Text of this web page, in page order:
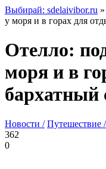
Выбирай: sdelaivibor.ru »
у моря и в горах для
Отелло:
моря и в
бархатный
Новости / Путешествие /
362
0